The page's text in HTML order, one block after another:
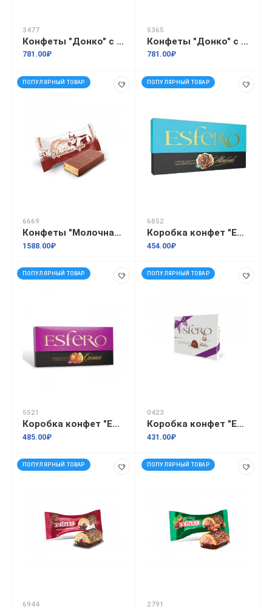
3477
Конфеты "Донко" с вафельной крошкой 1кг
781.00₽
5365
Конфеты "Донко" с миндалем 1кг
781.00₽
ПОПУЛЯРНЫЙ ТОВАР
6669
Конфеты "Молочная горка" 4кг
1588.00₽
ПОПУЛЯРНЫЙ ТОВАР
6852
Коробка конфет "Esfero Almond" 0,154кг
454.00₽
ПОПУЛЯРНЫЙ ТОВАР
5521
Коробка конфет "Esfero Crema" 0,154кг
485.00₽
ПОПУЛЯРНЫЙ ТОВАР
0423
Коробка конфет "Esfero Pralina" 0,154кг
431.00₽
ПОПУЛЯРНЫЙ ТОВАР
6944
ПОПУЛЯРНЫЙ ТОВАР
2791